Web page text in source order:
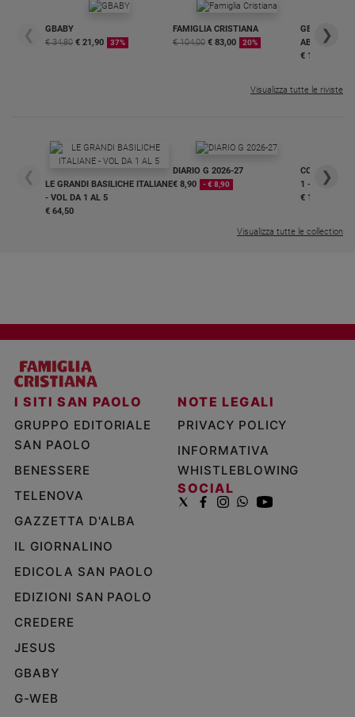
❮
GBABY
€ 34,80 € 21,90 37%
FAMIGLIA CRISTIANA
€ 104,00 € 83,00 20%
GBABY
€ 16,99
❯
Visualizza tutte le riviste
❮
LE GRANDI BASILICHE ITALIANE
- VOL DA 1 AL 5
€ 64,50
DIARIO G 2026-27
€ 8,90
- € 8,90
COLLANA
1 - 2
€ 18,50
❯
Visualizza tutte le collection
I SITI SAN PAOLO
GRUPPO EDITORIALE
SAN PAOLO
BENESSERE
TELENOVA
GAZZETTA D'ALBA
IL GIORNALINO
EDICOLA SAN PAOLO
EDIZIONI SAN PAOLO
CREDERE
JESUS
GBABY
G-WEB
NOTE LEGALI
PRIVACY POLICY
INFORMATIVA
WHISTLEBLOWING
SOCIAL